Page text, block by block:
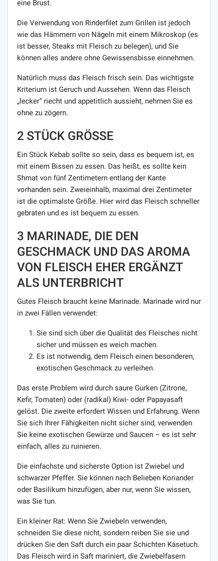
eine Brust.
Die Verwendung von Rinderfilet zum Grillen ist jedoch
wie das Hämmern von Nägeln mit einem Mikroskop (es
ist besser, Steaks mit Fleisch zu belegen), und Sie
können alles andere ohne Gewissensbisse einnehmen.
Natürlich muss das Fleisch frisch sein. Das wichtigste
Kriterium ist Geruch und Aussehen. Wenn das Fleisch
„lecker“ riecht und appetitlich aussieht, nehmen Sie es
ohne zu zögern.
2 STÜCK GRÖSSE
Ein Stück Kebab sollte so sein, dass es bequem ist, es
mit einem Bissen zu essen. Das heißt, es sollte kein
Shmat von fünf Zentimetern entlang der Kante
vorhanden sein. Zweieinhalb, maximal drei Zentimeter
ist die optimalste Größe. Hier wird das Fleisch schneller
gebraten und es ist bequem zu essen.
3 MARINADE, DIE DEN
GESCHMACK UND DAS AROMA
VON FLEISCH EHER ERGÄNZT
ALS UNTERBRICHT
Gutes Fleisch braucht keine Marinade. Marinade wird nur
in zwei Fällen verwendet:
Sie sind sich über die Qualität des Fleisches nicht
sicher und müssen es weich machen.
Es ist notwendig, dem Fleisch einen besonderen,
exotischen Geschmack zu verleihen.
Das erste Problem wird durch saure Gurken (Zitrone,
Kefir, Tomaten) oder (radikal) Kiwi- oder Papayasaft
gelöst. Die zweite erfordert Wissen und Erfahrung. Wenn
Sie sich Ihrer Fähigkeiten nicht sicher sind, verwenden
Sie keine exotischen Gewürze und Saucen – es ist sehr
einfach, alles zu ruinieren.
Die einfachste und sicherste Option ist Zwiebel und
schwarzer Pfeffer. Sie können nach Belieben Koriander
oder Basilikum hinzufügen, aber nur, wenn Sie wissen,
was Sie tun.
Ein kleiner Rat: Wenn Sie Zwiebeln verwenden,
schneiden Sie diese nicht, sondern reiben Sie sie und
drücken Sie den Saft durch ein paar Schichten Käsetuch.
Das Fleisch wird in Saft mariniert, die Zwiebelfasern